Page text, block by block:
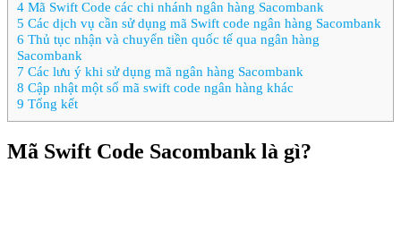
4 Mã Swift Code các chi nhánh ngân hàng Sacombank
5 Các dịch vụ cần sử dụng mã Swift code ngân hàng Sacombank
6 Thủ tục nhận và chuyển tiền quốc tế qua ngân hàng
Sacombank
7 Các lưu ý khi sử dụng mã ngân hàng Sacombank
8 Cập nhật một số mã swift code ngân hàng khác
9 Tổng kết
Mã Swift Code Sacombank là gì?